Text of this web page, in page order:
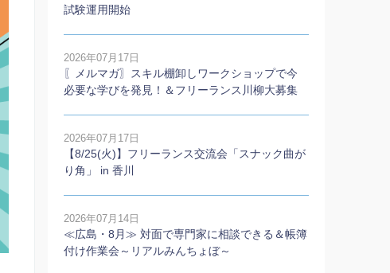
試験運用開始
2026年07月17日
〖メルマガ〗スキル棚卸しワークショップで今
必要な学びを発見！＆フリーランス川柳大募集
2026年07月17日
【8/25(火)】フリーランス交流会「スナック曲が
り角」 in 香川
2026年07月14日
≪広島・8月≫ 対面で専門家に相談できる＆帳簿
付け作業会～リアルみんちょぼ～